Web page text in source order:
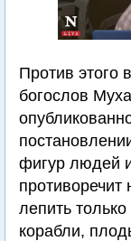
Против этого
богослов
фигур людей
лепить
корабли,